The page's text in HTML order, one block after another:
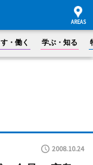
・働く 学ぶ・知る
2008.10.24